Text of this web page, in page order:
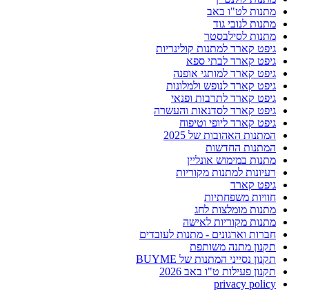
מתנות לט"ו באב
מתנות לנובי גוד
מתנות לסילבסטר
גיפט קארד למתנות קולינריות
גיפט קארד לבתי ספא
גיפט קארד למותגי אופנה
גיפט קארד לנופש ולמלונות
גיפט קארד לתרבות ופנאי
גיפט קארד לסדנאות והעשרה
גיפט קארד ליופי וטיפוח
המתנות האהובות של 2025
המתנות החדשות
מתנות במימוש אונליין
רעיונות למתנות מקוריות
גיפט קארד
חוויות משפחתיות
מתנות מומלצות לחג
מתנות מקוריות לאישה
חברות וארגונים - מתנות לעובדים
תקנון מתנה משותפת
תקנון נסייני המתנות של BUYME
תקנון פעילות ט"ו באב 2026
privacy policy